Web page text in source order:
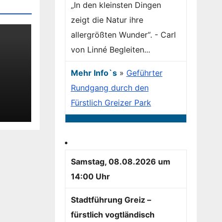
„In den kleinsten Dingen
zeigt die Natur ihre
allergrößten Wunder“. - Carl
von Linné Begleiten...
Mehr Info`s» Geführter
Rundgang durch den
Fürstlich Greizer Park
Samstag, 08.08.2026 um
14:00 Uhr
Stadtführung Greiz –
fürstlich vogtländisch